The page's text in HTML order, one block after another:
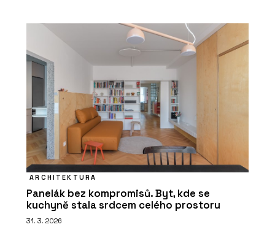
ARCHITEKTURA
Panelák bez kompromisů. Byt, kde se
kuchyně stala srdcem celého prostoru
31. 3. 2026